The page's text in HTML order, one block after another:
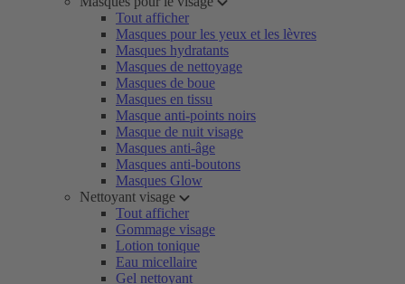
Tout afficher
Masques pour les yeux et les lèvres
Masques hydratants
Masques de nettoyage
Masques de boue
Masques en tissu
Masque anti-points noirs
Masque de nuit visage
Masques anti-âge
Masques anti-boutons
Masques Glow
Nettoyant visage
Tout afficher
Gommage visage
Lotion tonique
Eau micellaire
Gel nettoyant